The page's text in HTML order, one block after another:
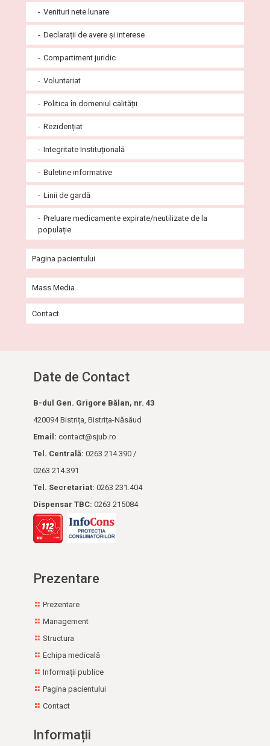
Laborator analize medicale spital – Punct de lucru
Biologie Moleculară Real Time-PCR
Laborator explorări funcționale spital
Serviciul de Evaluare și Statistică Medicală
Venituri nete lunare
Declarații de avere și interese
Compartiment juridic
Voluntariat
Politica în domeniul calității
Rezidențiat
Integritate Instituțională
Buletine informative
Linii de gardă
Preluare medicamente expirate/neutilizate de la
populație
Pagina pacientului
Informații externare
Cod de bune practici pentru vizitatori
pacienților
Informații utilizare – OXIGEN MEDICAL COMPRIMAT
Programul audiențelor
Coplata
Drepturile și obligațiile pacientului
Pachetele de servicii medicale și tarifele contractate cu
Programe naţionale de sănătate
Îngrijiri la domiciliu
Adrese utile
Mass Media
Contact
Date de Contact
B-dul Gen. Grigore Bălan, nr. 43
420094 Bistrița, Bistrița-Năsăud
Email: contact@sjub.ro
Tel. Cen­tra­lă: 0263 214.390 /
0263 214.391
Tel. Secretariat: 0263 231.404
Dispensar TBC: 0263 215084
Prezentare
Prezentare
Management
Structura
Echipa medicală
Informații publice
Pagina pacientului
Contact
Informații